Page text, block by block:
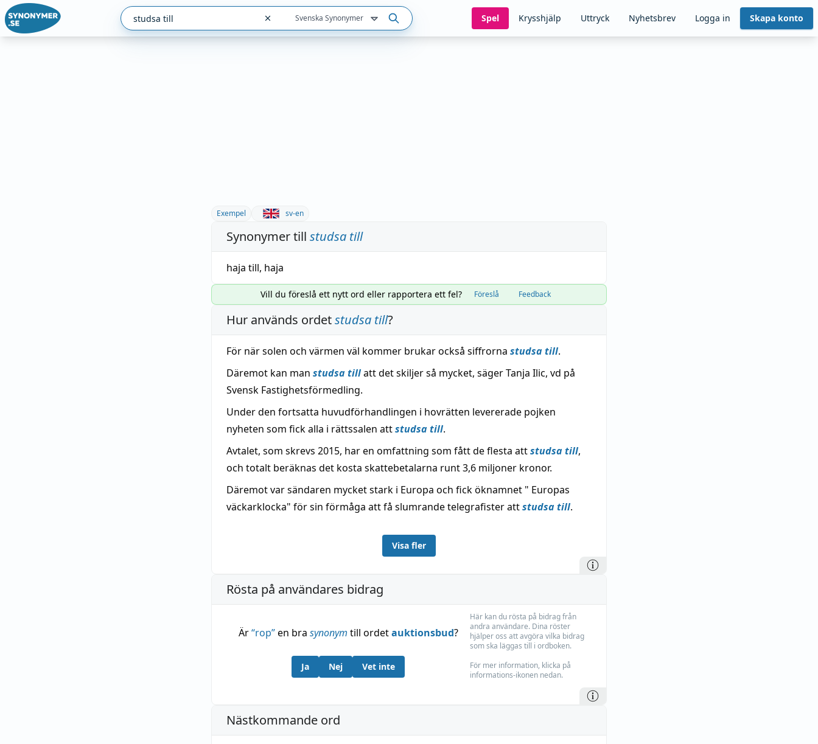
Svenska Synonymer Spel Krysshjälp Uttryck Nyhetsbrev Logga in Skapa konto
Exempel sv-en
Synonymer till studsa till
haja till, haja
Vill du föreslå ett nytt ord eller rapportera ett fel? Föreslå Feedback
Hur används ordetstudsa till?
För när solen och värmen väl kommer brukar också siffrorna studsa till.
Däremot kan man studsa tillatt det skiljer så mycket, säger Tanja Ilic, vd på
Svensk Fastighetsförmedling.
Under den fortsatta huvudförhandlingen i hovrätten levererade pojken
nyheten som fick alla i rättssalen attstudsa till.
Avtalet, som skrevs 2015, har en omfattning som fått de flesta attstudsa till,
och totalt beräknas det kosta skattebetalarna runt 3,6 miljoner kronor.
Däremot var sändaren mycket stark i Europa och fick öknamnet " Europas
väckarklocka" för sin förmåga att få slumrande telegrafister attstudsa till.
Visa fler
Rösta på användares bidrag
Är“rop”en bra synonym till ordetauktionsbud?
Ja Nej Vet inte
Här kan du rösta på bidrag från
andra användare. Dina röster
hjälper oss att avgöra vilka bidrag
som ska läggas till i ordboken.
För mer information, klicka på
informations-ikonen nedan.
Nästkommande ord